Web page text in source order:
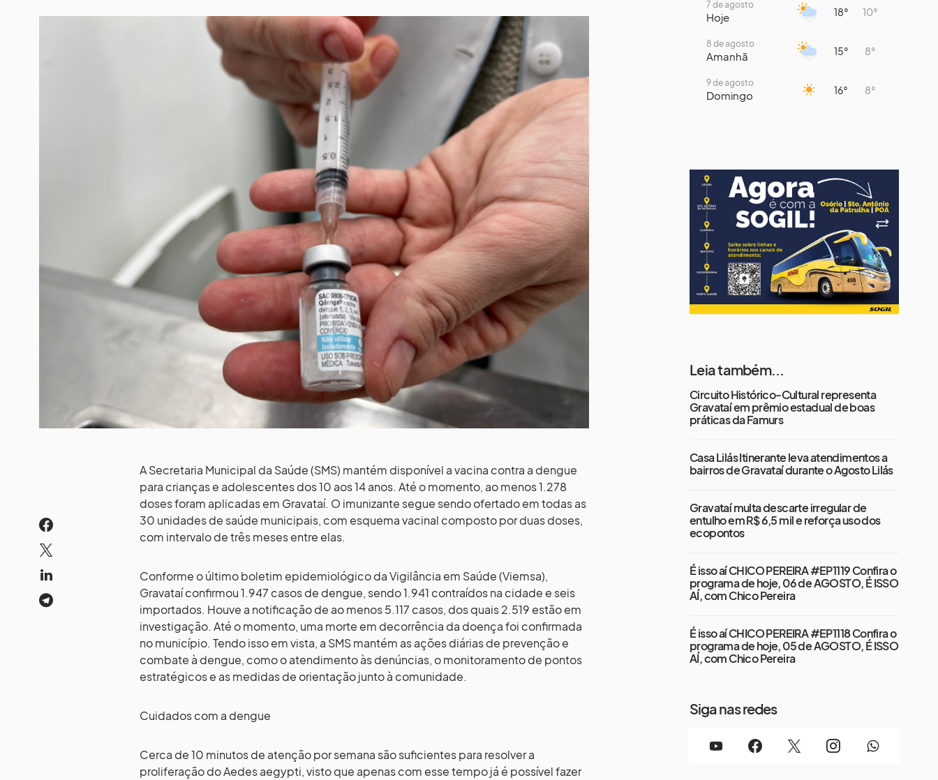
A Secretaria Municipal da Saúde (SMS) mantém disponível a vacina contra a dengue
para crianças e adolescentes dos 10 aos 14 anos. Até o momento, ao menos 1.278
doses foram aplicadas em Gravataí. O imunizante segue sendo ofertado em todas as
30 unidades de saúde municipais, com esquema vacinal composto por duas doses,
com intervalo de três meses entre elas.
Conforme o último boletim epidemiológico da Vigilância em Saúde (Viemsa),
Gravataí confirmou 1.947 casos de dengue, sendo 1.941 contraídos na cidade e seis
importados. Houve a notificação de ao menos 5.117 casos, dos quais 2.519 estão em
investigação. Até o momento, uma morte em decorrência da doença foi confirmada
no município. Tendo isso em vista, a SMS mantém as ações diárias de prevenção e
combate à dengue, como o atendimento às denúncias, o monitoramento de pontos
estratégicos e as medidas de orientação junto à comunidade.
Cuidados com a dengue
Cerca de 10 minutos de atenção por semana são suficientes para resolver a
proliferação do Aedes aegypti, visto que apenas com esse tempo já é possível fazer
7 de agosto
Hoje 18° 10°
8 de agosto
Amanhã 15° 8°
9 de agosto
Domingo 16° 8°
Terça-Feira 14° 9°
12 de agosto
Quarta-Feira 13° 11°
13 de agosto
Quinta-Feira 17° 13°
Leia também...
Circuito Histórico-Cultural representa
Gravataí em prêmio estadual de boas
práticas da Famurs
Casa Lilás Itinerante leva atendimentos a
bairros de Gravataí durante o Agosto Lilás
Gravataí multa descarte irregular de
entulho em R$ 6,5 mil e reforça uso dos
ecopontos
É isso aí CHICO PEREIRA #EP1119 Confira o
programa de hoje, 06 de AGOSTO, É ISSO
AÍ, com Chico Pereira
É isso aí CHICO PEREIRA #EP1118 Confira o
programa de hoje, 05 de AGOSTO, É ISSO
AÍ, com Chico Pereira
Siga nas redes